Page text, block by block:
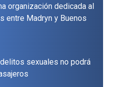
organización dedicada al
entre Madryn y Buenos
sexuales no podrá